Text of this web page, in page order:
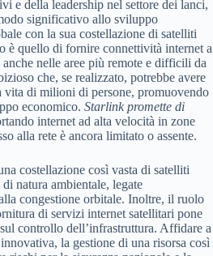
e della leadership nel settore dei lanci,
significativo allo sviluppo
con la sua costellazione di satelliti
è quello di fornire connettività internet a
nelle aree più remote e difficili da
che, se realizzato, potrebbe avere
vita di milioni di persone, promuovendo
economico. Starlink promette di
internet ad alta velocità in zone
alla rete è ancora limitato o assente.
costellazione così vasta di satelliti
natura ambientale, legate
congestione orbitale. Inoltre, il ruolo
di servizi internet satellitari pone
controllo dell’infrastruttura. Affidare a
la gestione di una risorsa così